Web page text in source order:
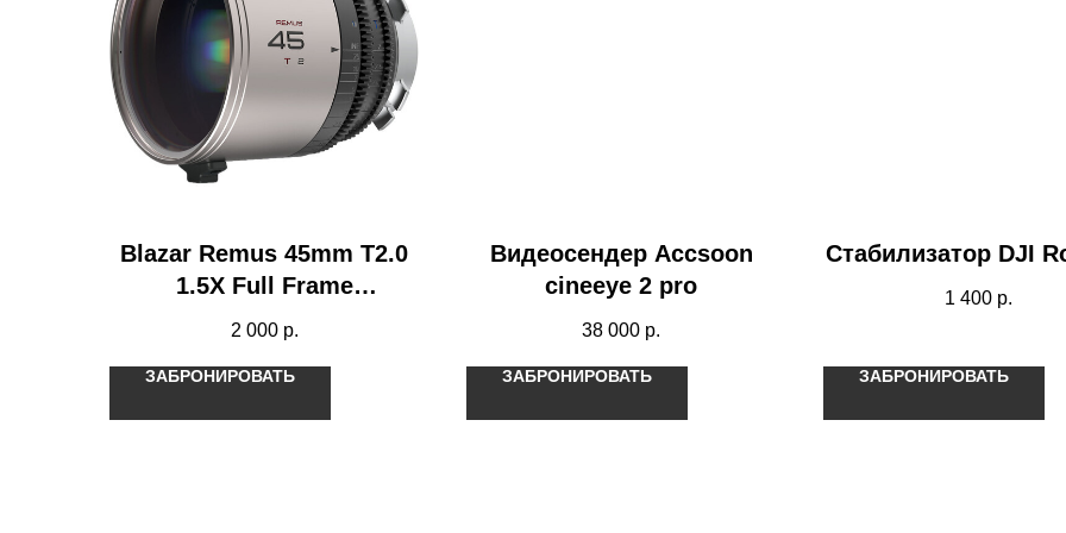
Blazar Remus 45mm T2.0
1.5X Full Frame
Анаморфот
2 000 р.
ЗАБРОНИРОВАТЬ
Видеосендер Accsoon
cineeye 2 pro
38 000 р.
ЗАБРОНИРОВАТЬ
Стабилизатор DJI
1 400 р.
ЗАБРОНИРОВАТЬ